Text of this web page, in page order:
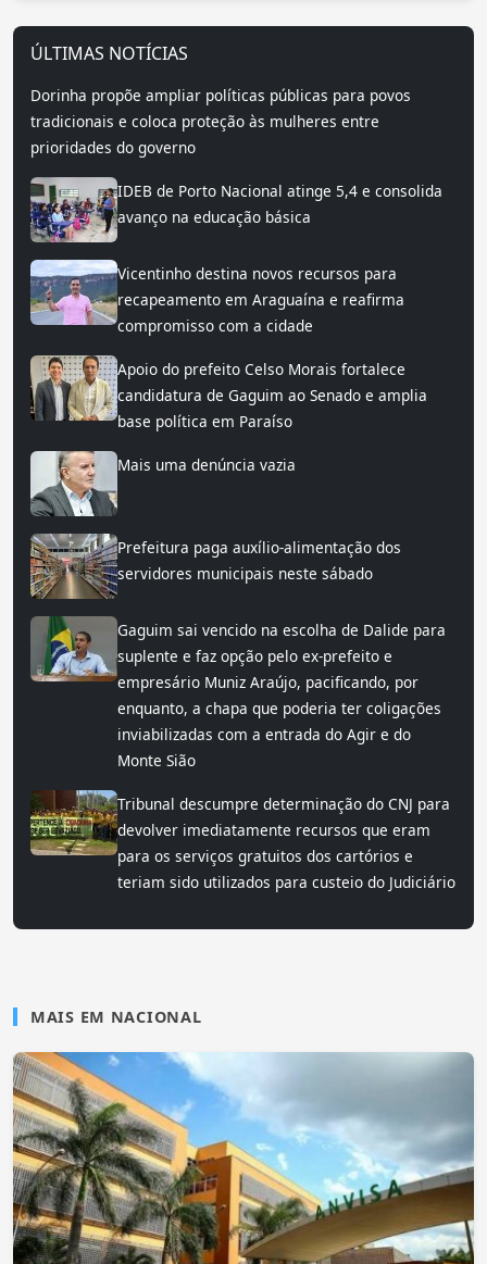
ÚLTIMAS NOTÍCIAS
Dorinha propõe ampliar políticas públicas para povos
tradicionais e coloca proteção às mulheres entre
prioridades do governo
IDEB de Porto Nacional atinge 5,4 e consolida
avanço na educação básica
Vicentinho destina novos recursos para
recapeamento em Araguaína e reafirma
compromisso com a cidade
Apoio do prefeito Celso Morais fortalece
candidatura de Gaguim ao Senado e amplia
base política em Paraíso
Mais uma denúncia vazia
Prefeitura paga auxílio-alimentação dos
servidores municipais neste sábado
Gaguim sai vencido na escolha de Dalide para
suplente e faz opção pelo ex-prefeito e
empresário Muniz Araújo, pacificando, por
enquanto, a chapa que poderia ter coligações
inviabilizadas com a entrada do Agir e do
Monte Sião
Tribunal descumpre determinação do CNJ para
devolver imediatamente recursos que eram
para os serviços gratuitos dos cartórios e
teriam sido utilizados para custeio do Judiciário
MAIS EM NACIONAL